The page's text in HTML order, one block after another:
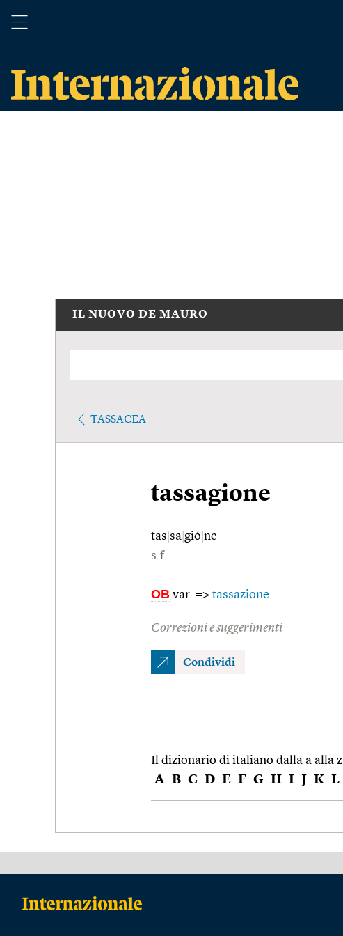
IL NUOVO DE MAURO
TASSACEA
tassagione
tas sa gió ne
s.f.
OB var. => tassazione .
Correzioni e suggerimenti
Condividi
Il dizionario di italiano dalla a alla z
A B C D E F G H I J K L